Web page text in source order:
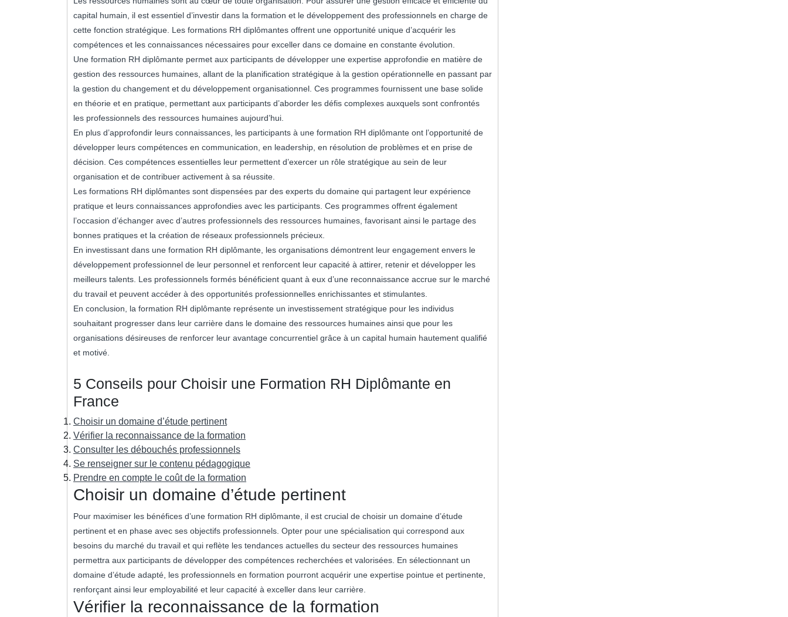
capital humain, il est essentiel d’investir dans la formation et le développement des professionnels en charge de
cette fonction stratégique. Les formations RH diplômantes offrent une opportunité unique d’acquérir les
compétences et les connaissances nécessaires pour exceller dans ce domaine en constante évolution.
Une formation RH diplômante permet aux participants de développer une expertise approfondie en matière de
gestion des ressources humaines, allant de la planification stratégique à la gestion opérationnelle en passant par
la gestion du changement et du développement organisationnel. Ces programmes fournissent une base solide
en théorie et en pratique, permettant aux participants d’aborder les défis complexes auxquels sont confrontés
les professionnels des ressources humaines aujourd’hui.
En plus d’approfondir leurs connaissances, les participants à une formation RH diplômante ont l’opportunité de
développer leurs compétences en communication, en leadership, en résolution de problèmes et en prise de
décision. Ces compétences essentielles leur permettent d’exercer un rôle stratégique au sein de leur
organisation et de contribuer activement à sa réussite.
Les formations RH diplômantes sont dispensées par des experts du domaine qui partagent leur expérience
pratique et leurs connaissances approfondies avec les participants. Ces programmes offrent également
l’occasion d’échanger avec d’autres professionnels des ressources humaines, favorisant ainsi le partage des
bonnes pratiques et la création de réseaux professionnels précieux.
En investissant dans une formation RH diplômante, les organisations démontrent leur engagement envers le
développement professionnel de leur personnel et renforcent leur capacité à attirer, retenir et développer les
meilleurs talents. Les professionnels formés bénéficient quant à eux d’une reconnaissance accrue sur le marché
du travail et peuvent accéder à des opportunités professionnelles enrichissantes et stimulantes.
En conclusion, la formation RH diplômante représente un investissement stratégique pour les individus
souhaitant progresser dans leur carrière dans le domaine des ressources humaines ainsi que pour les
organisations désireuses de renforcer leur avantage concurrentiel grâce à un capital humain hautement qualifié
et motivé.
5 Conseils pour Choisir une Formation RH Diplômante en
France
Choisir un domaine d’étude pertinent
Vérifier la reconnaissance de la formation
Consulter les débouchés professionnels
Se renseigner sur le contenu pédagogique
Prendre en compte le coût de la formation
Choisir un domaine d’étude pertinent
Pour maximiser les bénéfices d’une formation RH diplômante, il est crucial de choisir un domaine d’étude
pertinent et en phase avec ses objectifs professionnels. Opter pour une spécialisation qui correspond aux
besoins du marché du travail et qui reflète les tendances actuelles du secteur des ressources humaines
permettra aux participants de développer des compétences recherchées et valorisées. En sélectionnant un
domaine d’étude adapté, les professionnels en formation pourront acquérir une expertise pointue et pertinente,
renforçant ainsi leur employabilité et leur capacité à exceller dans leur carrière.
Vérifier la reconnaissance de la formation